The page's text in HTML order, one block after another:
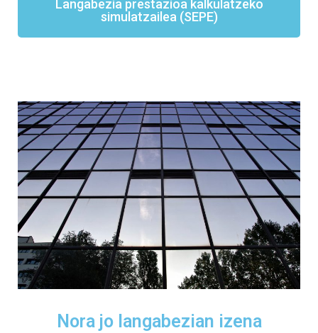
Langabezia prestazioa kalkulatzeko
simulatzailea (SEPE)
Nora jo langabezian izena